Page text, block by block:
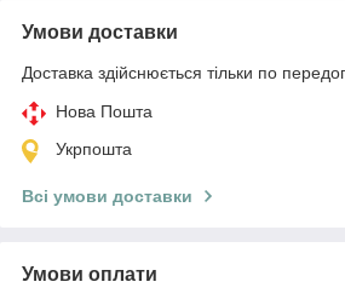
Умови доставки
Доставка здійснюється тільки по
Нова Пошта
Укрпошта
Всі умови доставки
Умови оплати